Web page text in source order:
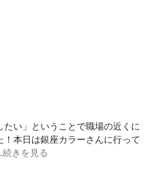
い」ということで職場の近くに
本日は銀座カラーさんに行って
続きを見る